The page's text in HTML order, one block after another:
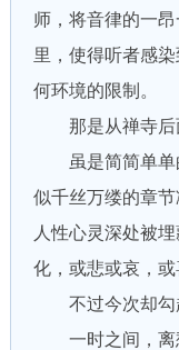
师，将音律的一
里，使得听者感
何环境的限制。
那是从禅寺后
虽是简简单单
似千丝万缕的章
人性心灵深处被
化，或悲或哀，
不过今次却勾
一时之间，离